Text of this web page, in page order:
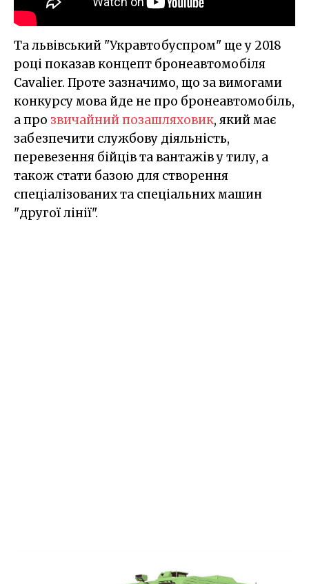
Та львівський "Укравтобуспром" ще у 2018
році показав концепт бронеавтомобіля
Cavalier. Проте зазначимо, що за вимогами
конкурсу мова йде не про бронеавтомобіль,
а про звичайний позашляховик, який має
забезпечити службову діяльність,
перевезення бійців та вантажів у тилу, а
також стати базою для створення
спеціалізованих та спеціальних машин
"другої лінії".